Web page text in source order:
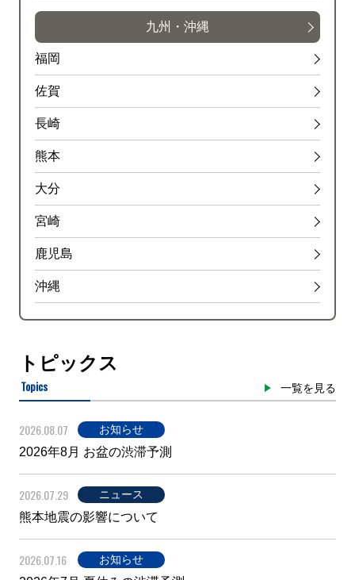
九州・沖縄
福岡
佐賀
長崎
熊本
大分
宮崎
鹿児島
沖縄
トピックス
Topics 一覧を見る
2026.08.07 お知らせ
2026年8月 お盆の渋滞予測
2026.07.29 ニュース
熊本地震の影響について
2026.07.16 お知らせ